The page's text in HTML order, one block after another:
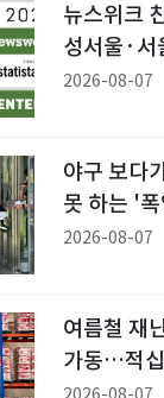
뉴스위크
성서울·서
'최고'
2026-08-07
야구 보다
못 하는 '
2026-08-07
여름철 재
가동…적